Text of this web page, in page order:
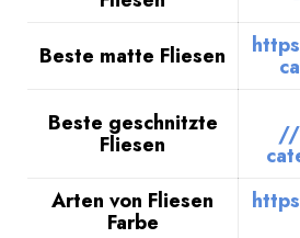
Beste matte Fliesen
Beste geschnitzte
Fliesen //
Arten von Fliesen
Farbe